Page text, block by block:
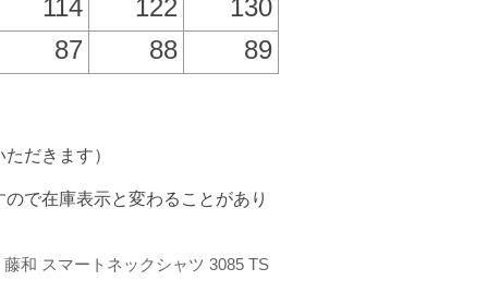
114
122
130
87
88 89
だきます）
で在庫表示と変わることがあり
和 スマートネックシャツ 3085 TS